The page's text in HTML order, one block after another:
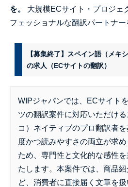
を。
大規模ECサイト・プロジェ
フェッショナルな翻訳パートナー
【募集終了】スペイン語（メキ
の求人（ECサイトの翻訳）
WIPジャパンでは、ECサイト
ツの翻訳案件に対応いただけ
コ）ネイティブのプロ翻訳者
度かつ読みやすさの両立が求
ため、専門性と文化的な感性
たします。本案件では、商品
ど、消費者に直接届く文章を